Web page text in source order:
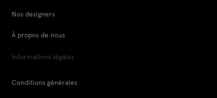
Nos designers
À propos de nous
Informations légales
Conditions générales